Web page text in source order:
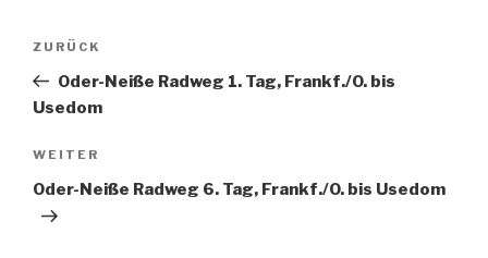
Beitragsnavigation
Vorheriger
Beitrag
ZURÜCK
Oder-Neiße Radweg 1. Tag, Frankf./O. bis
Usedom
Nächster
Beitrag
WEITER
Oder-Neiße Radweg 6. Tag, Frankf./O. bis Usedom